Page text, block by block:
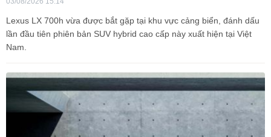
Lexus LX 700h vừa được bắt gặp tại khu vực cảng biển, đánh dấu
lần đầu tiên phiên bản SUV hybrid cao cấp này xuất hiện tại Việt
Nam.